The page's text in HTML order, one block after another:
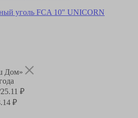
уголь FCA 10" UNICORN
Дом»
25.11 ₽
₽